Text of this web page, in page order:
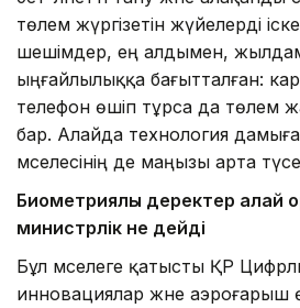
төлем жүргізетін жүйелерді
шешімдер, ең алдымен,
ыңғайлылыққа бағытталған:
телефон өшіп тұрса да төлем
бар. Алайда технология
мәселесінің де маңызы арта
Биометриялық деректер қалай
министрлік не дейді
Бұл мәселеге қатысты ҚР
инновациялар және аэроғарыш